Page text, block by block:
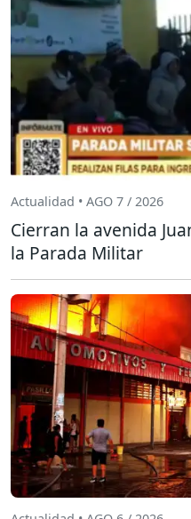
Actualidad • AGO 7 / 2026
Cierran la avenida
la Parada Militar